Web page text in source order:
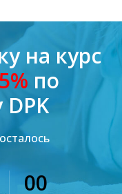
на курс
5% по
00